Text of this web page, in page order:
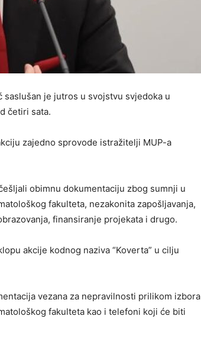
saslušan je jutros u svojstvu svjedoka u
četiri sata.
zajedno sprovode istražitelji MUP-a
obimnu dokumentaciju zbog sumnji u
fakulteta, nezakonita zapošljavanja,
finansiranje projekata i drugo.
akcije kodnog naziva “Koverta” u cilju
vezana za nepravilnosti prilikom izbora
fakulteta kao i telefoni koji će biti